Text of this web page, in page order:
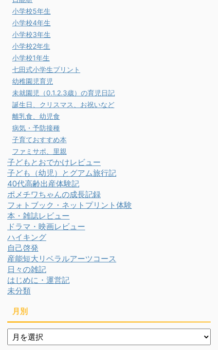
小学校5年生
小学校4年生
小学校3年生
小学校2年生
小学校1年生
七田式小学生プリント
幼稚園児育児
未就園児（0.1.2.3歳）の育児日記
誕生日、クリスマス、お祝いなど
離乳食、幼児食
病気・予防接種
子育ておすすめ本
ファミサポ、里親
子どもとおでかけレビュー
子ども（幼児）とグアム旅行記
40代高齢出産体験記
ポメチワちゃんの成長記録
フォトブック・ネットプリント体験
本・雑誌レビュー
ドラマ・映画レビュー
ハイキング
自己啓発
産能短大リベラルアーツコース
日々の雑記
はじめに・運営記
未分類
月別
月
別